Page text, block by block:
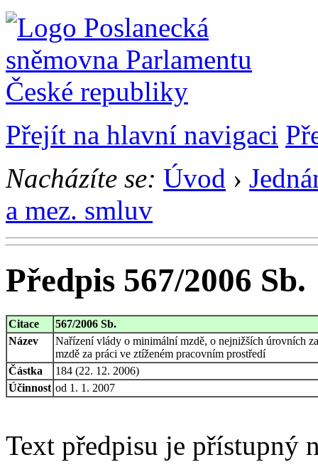
Přejít na hlavní navigaci
Nacházíte se: Úvod ›
a mez. smluv
Předpis 567/2006 Sb.
Citace
567/2006 Sb.
Název
Nařízení vlády o minimální mzdě, o nejnižších úrovních
mzdě za práci ve ztíženém pracovním prostředí
Částka
184 (22. 12. 2006)
Účinnost od 1. 1. 2007
Text předpisu je přístupný